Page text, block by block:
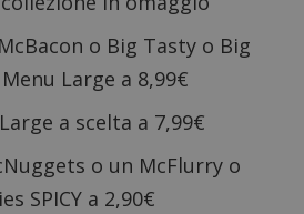
o Big Tasty o Big
Large a 8,99€
a scelta a 7,99€
o un McFlurry o
SPICY a 2,90€